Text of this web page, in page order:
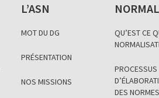
L’ASN
MOT DU DG
PRÉSENTATION
NOS MISSIONS
QU’EST CE
PROCESSUS
DES NORMES